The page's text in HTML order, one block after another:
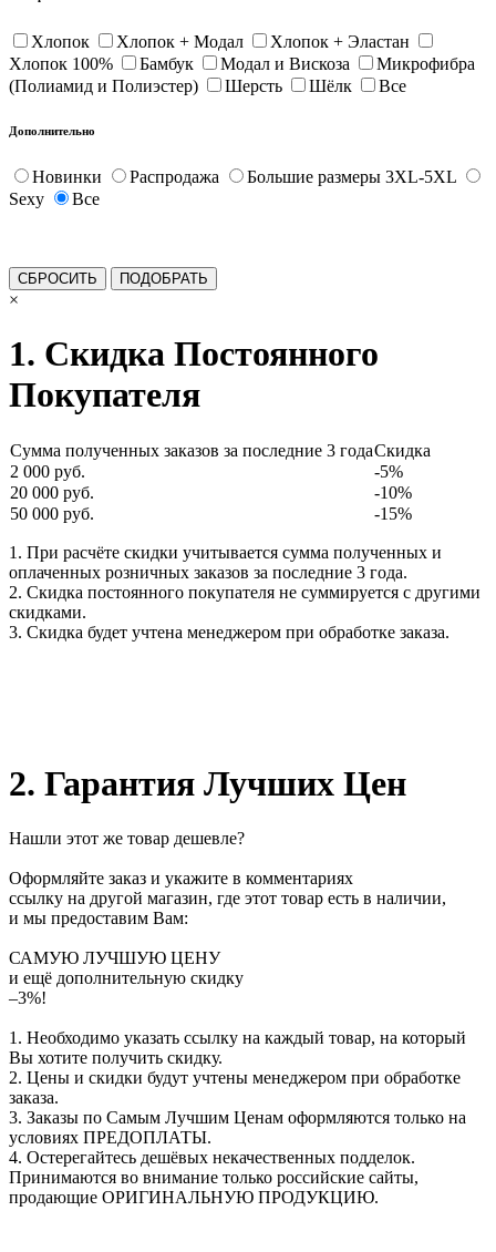
Хлопок Хлопок + Модал
Хлопок + Эластан
Хлопок 100%
Бамбук Модал и Вискоза
Микрофибра
(Полиамид и Полиэстер)
Шерсть Шёлк Все
Дополнительно
Новинки Распродажа
Большие размеры 3XL-5XL
Sexy
Все
×
1. Скидка Постоянного
Покупателя
Сумма полученных заказов за последние 3 годаСкидка
2 000 руб.
-5%
20 000 руб.
-10%
50 000 руб.
-15%
1. При расчёте скидки учитывается сумма полученных и
оплаченных розничных заказов за последние 3 года.
2. Скидка постоянного покупателя не суммируется с другими
скидками.
3. Скидка будет учтена менеджером при обработке заказа.
2. Гарантия Лучших Цен
Нашли этот же товар дешевле?
Оформляйте заказ и укажите в комментариях
ссылку на другой магазин, где этот товар есть в наличии,
и мы предоставим Вам:
САМУЮ ЛУЧШУЮ ЦЕНУ
и ещё дополнительную скидку
–3%!
1. Необходимо указать ссылку на каждый товар, на который
Вы хотите получить скидку.
2. Цены и скидки будут учтены менеджером при обработке
заказа.
3. Заказы по Самым Лучшим Ценам оформляются только на
условиях ПРЕДОПЛАТЫ.
4. Остерегайтесь дешёвых некачественных подделок.
Принимаются во внимание только российские сайты,
продающие ОРИГИНАЛЬНУЮ ПРОДУКЦИЮ.